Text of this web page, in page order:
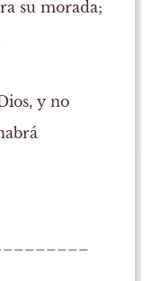
su morada;
y no